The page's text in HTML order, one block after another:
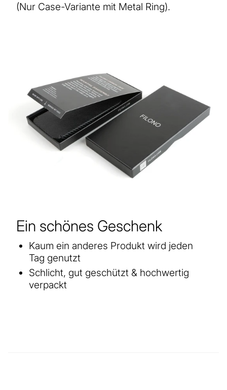
(Nur Case-Variante mit Metal Ring).
Ein schönes Geschenk
Kaum ein anderes Produkt wird jeden
Tag genutzt
Schlicht, gut geschützt & hochwertig
verpackt